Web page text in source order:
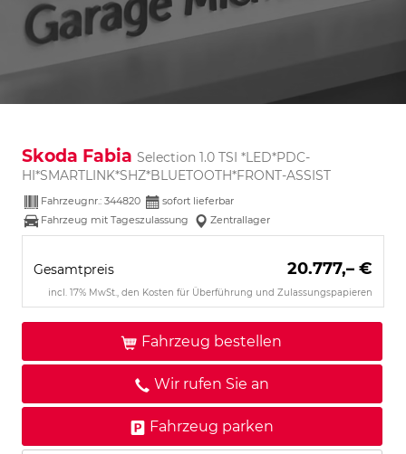
Skoda Fabia Selection 1.0 TSI *LED*PDC-
HI*SMARTLINK*SHZ*BLUETOOTH*FRONT-ASSIST
Fahrzeugnr.: 344820
sofort lieferbar
Fahrzeug mit Tageszulassung
Zentrallager
Gesamtpreis 20.777,– €
incl. 17% MwSt., den Kosten für Überführung und Zulassungspapieren
Fahrzeug bestellen
Wir rufen Sie an
Fahrzeug parken